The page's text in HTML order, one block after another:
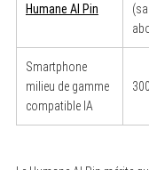
Humane AI Pin
Smartphone
milieu de gamme
compatible IA